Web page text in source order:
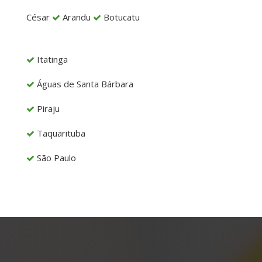
César Arandu Botucatu
Itatinga
Águas de Santa Bárbara
Piraju
Taquarituba
São Paulo